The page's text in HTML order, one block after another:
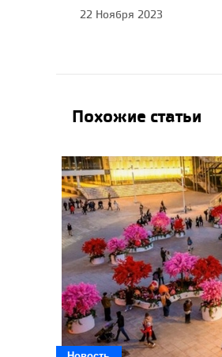
22 Ноября 2023
Похожие статьи